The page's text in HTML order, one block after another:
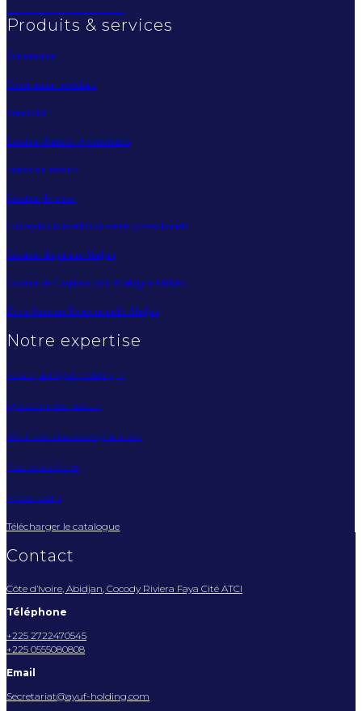
Produits & services
Évènementiel
Construction modulaire
Immobilier
Location d'articles évènementiels
Stands sur mesure
Location de tentes
Conception & location de stands professionnels
Location chapiteaux Abidjan
Location de Chapiteau pour Mariage à Abidjan
Devis Structure Événementielle Abidjan
Notre expertise
Pourquoi Ayuf Holding ?
Qui sommes-nous ?
AYUF architecture éphémère
Nos réalisations
Mediaroom
Télécharger le catalogue
Contact
Côte d’Ivoire, Abidjan, Cocody Riviera Faya Cité ATCI
Téléphone
+225 2722470545
+225 0555080808
Email
Secretariat@ayuf-holding.com